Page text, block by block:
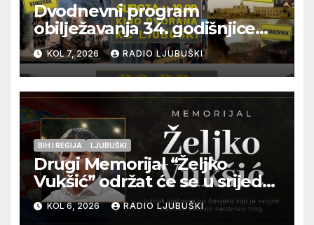
Dvodnevni program
obilježavanja 34. godišnjice
pogibije generala Blaža
Kraljevića i osmorice
pripadnika HOS-a
KOL 7, 2026 RADIO LJUBUŠKI
BIH I REGIJA LJUBUŠKI
Drugi Memorijal “Željko
Vukšić” održat će se u srijedu
12. kolovoza u Otoku
KOL 6, 2026 RADIO LJUBUŠKI